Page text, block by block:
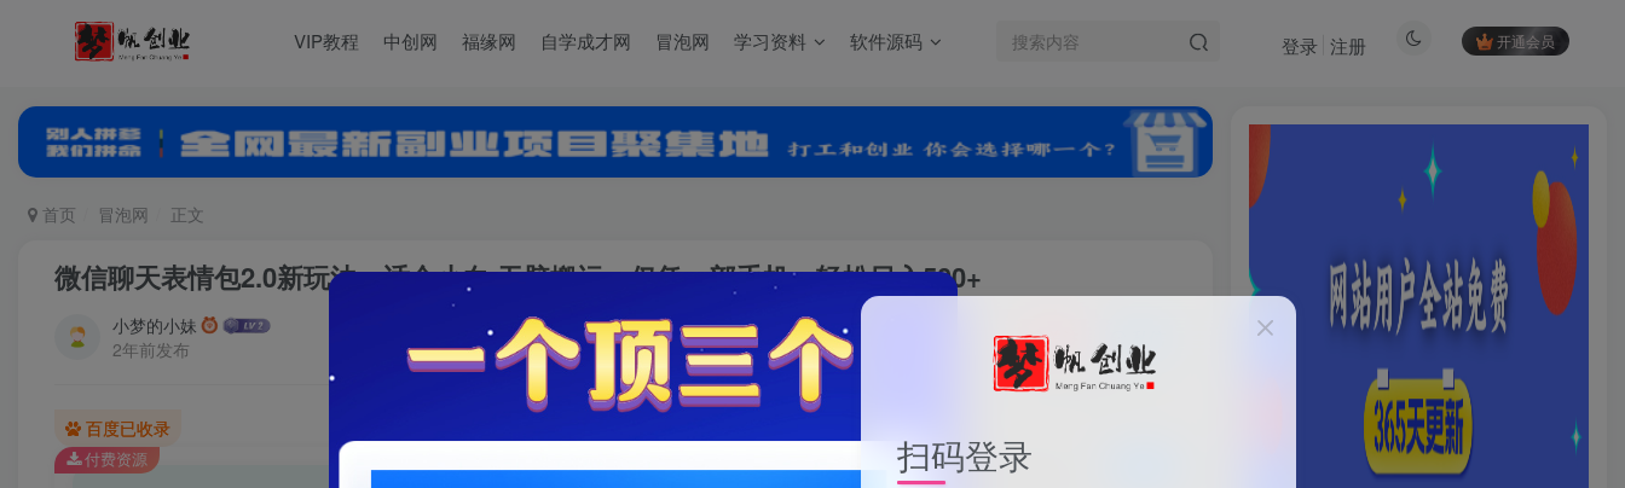
VIP教程 中创网 福缘网 自学成才网 冒泡网 学习资料 软件源码 开通会员
登录 注册
首页 冒泡网 正文
微信聊天表情包2.0新玩法，适合小白 无脑搬运。仅凭一部手机，轻松日入500+
小梦的小妹
2年前发布
关注
0 35 14
百度已收录
付费资源
HI！请登录
登录
扫码登录